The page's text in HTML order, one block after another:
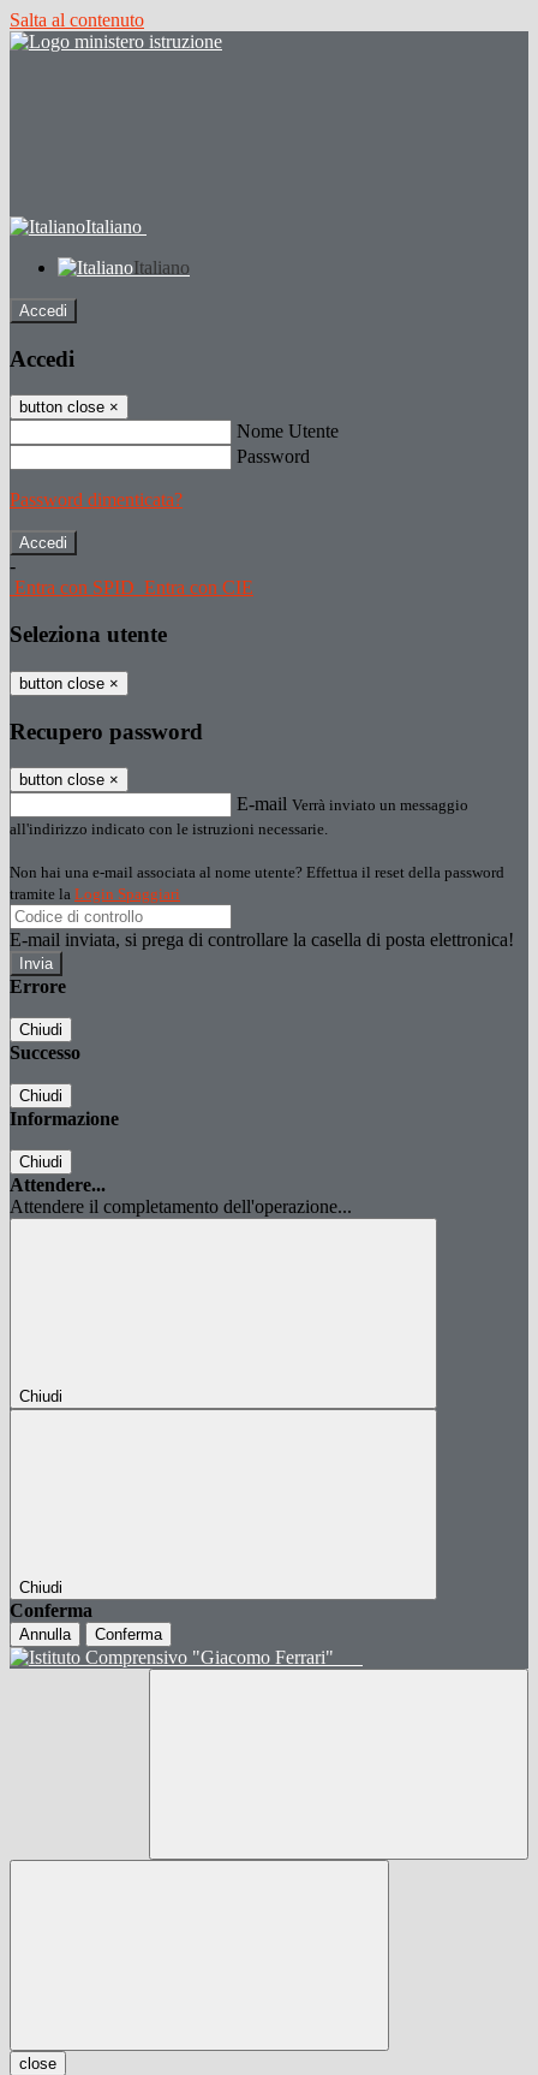
Salta al contenuto
Italiano
Italiano
Accedi
Accedi
button close ×
Nome Utente
Password
Password dimenticata?
-
Entra con SPID Entra con CIE
Seleziona utente
button close ×
Recupero password
button close ×
E-mail Verrà inviato un messaggio
all'indirizzo indicato con le istruzioni necessarie.
Non hai una e-mail associata al nome utente? Effettua il reset della password
tramite la Login Spaggiari
E-mail inviata, si prega di controllare la casella di posta elettronica!
Errore
Chiudi
Successo
Chiudi
Informazione
Chiudi
Attendere...
Attendere il completamento dell'operazione...
Chiudi
Chiudi
Conferma
Annulla Conferma
close